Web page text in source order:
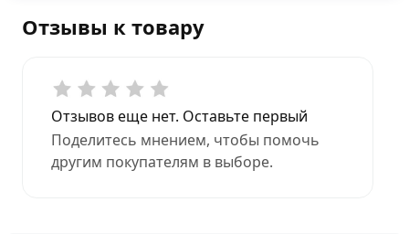
Отзывы к товару
Отзывов еще нет. Оставьте первый
Поделитесь мнением, чтобы помочь
другим покупателям в выборе.